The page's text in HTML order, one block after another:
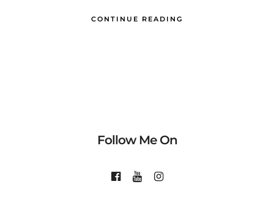
CONTINUE READING
Follow Me On